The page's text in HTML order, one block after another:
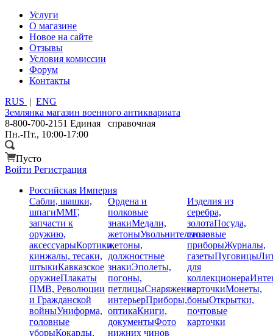
Услуги
О магазине
Новое на сайте
Отзывы
Условия комиссии
Форум
Контакты
RUS | ENG
Землянка магазин военного антиквариата
8-800-700-2151 Единая справочная
Пн.-Пт., 10:00-17:00
Пусто
Войти Регистрация
Российская Империя
Сабли, шашки,
шпагиММГ,
запчасти к
оружию,
аксессуарыКортики,
кинжалы, тесаки,
штыкиКавказское
оружиеПлакаты
ПМВ, Революции
и Гражданской
войныУниформа,
головные
уборыКокарды,
Ордена и
полковые
знакиМедали,
жетоныУвольнительные
жетоны,
должностные
знакиЭполеты,
погоны,
петлицыСнаряжение,
интерьерПриборы,
оптикаКниги,
документыФото
нижних чинов
Изделия из
серебра,
золотаПосуда,
столовые
приборыЖурналы,
газетыПуговицы
для
коллекционера
карточкиМонеты,
боныОткрытки,
почтовые
карточки